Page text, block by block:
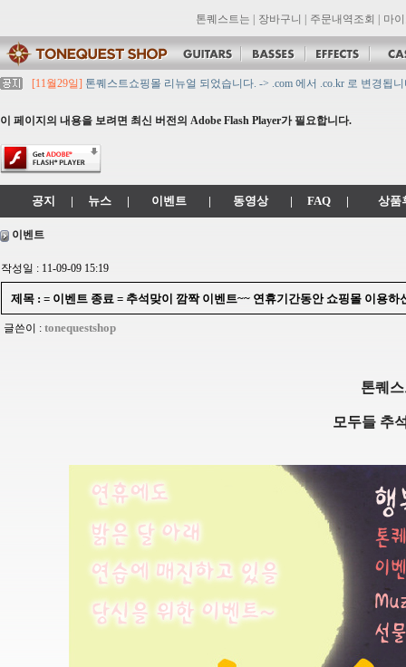
톤퀘스트는 장바구니 주문내역조회 마
[11월29일] 톤퀘스트쇼핑몰 리뉴얼 되었습니다. -> .com 에서 .co.kr 로 변경됩
[11월29일][대리점 모집] Gretsch, Jackson 대리점 모집!! 그레치기타, 잭슨기타
[11월29일]
2021년 추석 영업 시간 & 배송 공지
이 페이지의 내용을 보려면 최신 버전의 Adobe Flash Player가 필요합니다.
공지 | 뉴스 | 이벤트 | 동영상 | FAQ | 상품
이벤트
작성일 : 11-09-09 15:19
제목 : = 이벤트 종료 = 추석맞이 깜짝 이벤트~~ 연휴기간동안 쇼핑몰 이용
글쓴이 : tonequestshop
톤퀘
모두들 추